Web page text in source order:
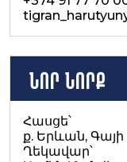
Նոր Նորք
Հասցե՝
ք. Երևան,
Ղեկավար՝